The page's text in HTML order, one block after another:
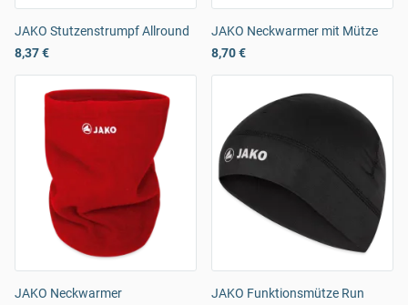
JAKO Stutzenstrumpf Allround
8,37 €
JAKO Neckwarmer mit Mütze
8,70 €
JAKO Neckwarmer
JAKO Funktionsmütze Run